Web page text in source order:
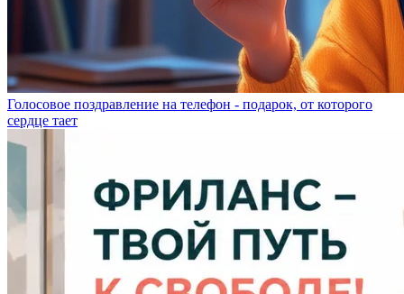
Голосовое поздравление на телефон - подарок, от которого
сердце тает